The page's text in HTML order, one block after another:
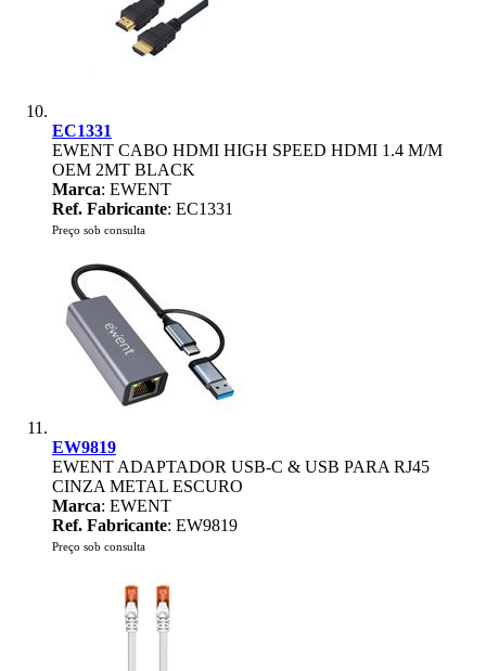
EC1331
EWENT CABO HDMI HIGH SPEED HDMI 1.4 M/M
OEM 2MT BLACK
Marca: EWENT
Ref. Fabricante: EC1331
Preço sob consulta
EW9819
EWENT ADAPTADOR USB-C & USB PARA RJ45
CINZA METAL ESCURO
Marca: EWENT
Ref. Fabricante: EW9819
Preço sob consulta